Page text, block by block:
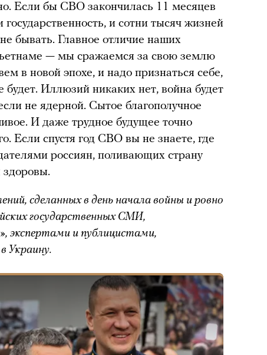
Если бы СВО закончилась 11 месяцев
и сотни тысяч жизней
бывать. Главное отличие наших
— мы сражаемся за свою землю
в новой эпохе, и надо признаться себе,
будет. Иллюзий никаких нет, война будет
не ядерной. Сытое благополучное
И даже трудное будущее точно
Если спустя год СВО вы не знаете, где
россиян, поливающих страну
сделанных в день начала войны и ровно
государственных СМИ,
экспертами и публицистами,
Украину.